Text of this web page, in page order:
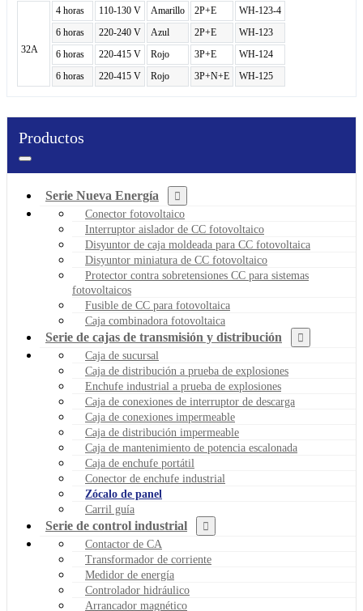
32A
4 horas 110-130 V Amarillo 2P+E
WH-123-4
6 horas
220-240 V Azul 2P+E
WH-123
6 horas
220-415 V Rojo 3P+E
WH-124
6 horas
220-415 V Rojo 3P+N+E WH-125
Productos
Serie Nueva Energía
Conector fotovoltaico
Interruptor aislador de CC fotovoltaico
Disyuntor de caja moldeada para CC fotovoltaica
Disyuntor miniatura de CC fotovoltaico
Protector contra sobretensiones CC para sistemas
fotovoltaicos
Fusible de CC para fotovoltaica
Caja combinadora fotovoltaica
Serie de cajas de transmisión y distribución
Caja de sucursal
Caja de distribución a prueba de explosiones
Enchufe industrial a prueba de explosiones
Caja de conexiones de interruptor de descarga
Caja de conexiones impermeable
Caja de distribución impermeable
Caja de mantenimiento de potencia escalonada
Caja de enchufe portátil
Conector de enchufe industrial
Zócalo de panel
Carril guía
Serie de control industrial
Contactor de CA
Transformador de corriente
Medidor de energía
Controlador hidráulico
Arrancador magnético